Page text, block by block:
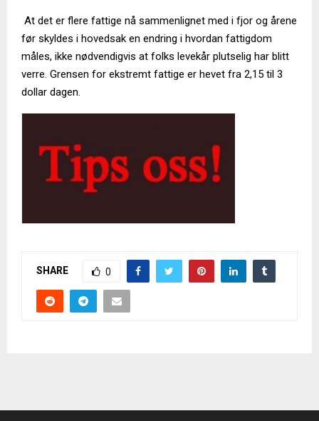
At det er flere fattige nå sammenlignet med i fjor og årene
før skyldes i hovedsak en endring i hvordan fattigdom
måles, ikke nødvendigvis at folks levekår plutselig har blitt
verre. Grensen for ekstremt fattige er hevet fra 2,15 til 3
dollar dagen.
SHARE 0